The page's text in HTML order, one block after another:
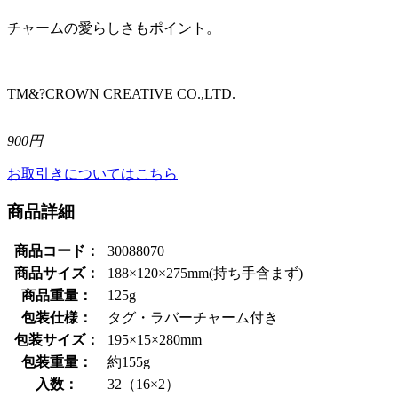
チャームの愛らしさもポイント。
TM&?CROWN CREATIVE CO.,LTD.
900円
お取引きについてはこちら
商品詳細
商品コード：
30088070
商品サイズ：
188×120×275mm(持ち手含まず)
商品重量：
125g
包装仕様：
タグ・ラバーチャーム付き
包装サイズ：
195×15×280mm
包装重量：
約155g
入数：
32（16×2）